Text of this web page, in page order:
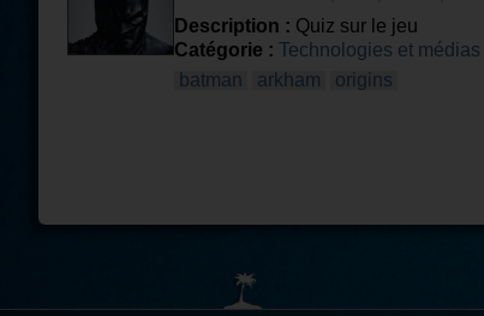
Description : Quiz sur le jeu
Catégorie : Technologies et médias
batman
arkham origins